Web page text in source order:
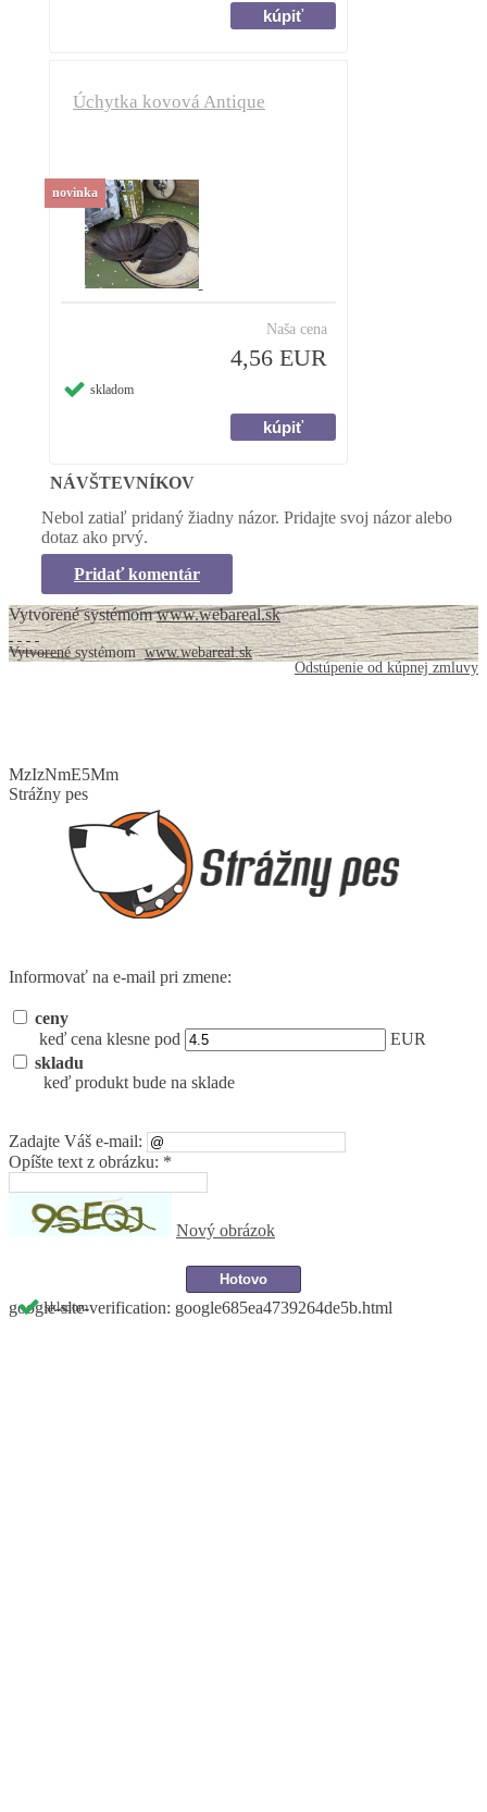
skladom
Úchytka kovová Antique
Naša cena
4,56 EUR
skladom
novinka
NÁVŠTEVNÍKOV
Nebol zatiaľ pridaný žiadny názor. Pridajte svoj názor alebo
dotaz ako prvý.
Pridať komentár
Vytvorené systémomwww.webareal.sk
Vytvorené systémom www.webareal.sk
Odstúpenie od kúpnej zmluvy
MzIzNmE5Mm
Strážny pes
Informovať na e-mail pri zmene:
ceny
keď cena klesne pod
EUR
skladu
keď produkt bude na sklade
Zadajte Váš e-mail:
Opíšte text z obrázku: *
Nový obrázok
google-site-verification: google685ea4739264de5b.html